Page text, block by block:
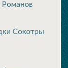
Романов
Сокотры